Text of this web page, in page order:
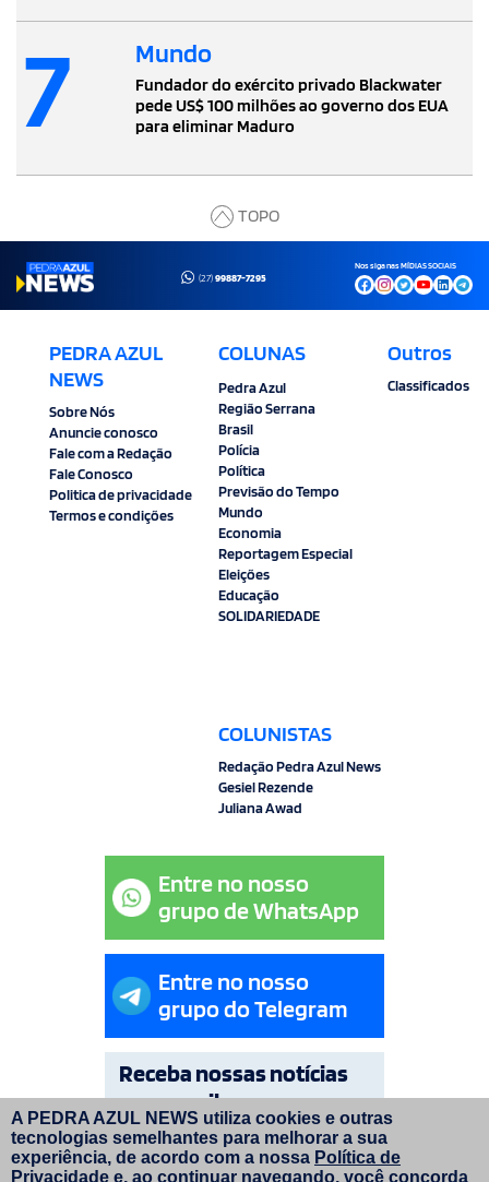
7 Mundo
Fundador do exército privado Blackwater
pede US$ 100 milhões ao governo dos EUA
para eliminar Maduro
TOPO
(27)99887-7295
Nos siga nas MÍDIAS SOCIAIS
PEDRA AZUL
NEWS
Sobre Nós
Anuncie conosco
Fale com a Redação
Fale Conosco
Politica de privacidade
Termos e condições
COLUNAS
Pedra Azul
Região Serrana
Brasil
Polícia
Política
Previsão do Tempo
Mundo
Economia
Reportagem Especial
Eleições
Educação
SOLIDARIEDADE
COLUNISTAS
Redação Pedra Azul News
Gesiel Rezende
Juliana Awad
Outros
Classificados
Entre no nosso
grupo de WhatsApp
Entre no nosso
grupo do Telegram
Receba nossas notícias
por e-mail
OK
A PEDRA AZUL NEWS utiliza cookies e outras
tecnologias semelhantes para melhorar a sua
experiência, de acordo com a nossa Política de
Privacidade e, ao continuar navegando, você concorda